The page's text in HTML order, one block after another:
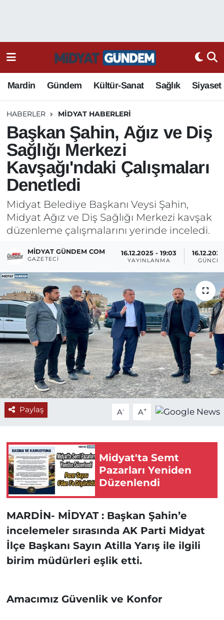
Mardin Gündem Kültür-Sanat Sağlık Siyaset
HABERLER MIDYAT HABERLERI
Başkan Şahin, Ağız ve Diş
Sağlığı Merkezi
Kavşağı'ndaki Çalışmaları
Denetledi
Midyat Belediye Başkanı Veysi Şahin,
Midyat Ağız ve Diş Sağlığı Merkezi kavşak
düzenleme çalışmalarını yerinde inceledi.
MIDYAT GÜNDEM COM
GAZETECI
16.12.2025 - 19:03
YAYINLANMA
Paylaş A- A+
Midyat'ta Semt
Pazarları Yeniden
Düzenlendi
MARDİN- MİDYAT : Başkan Şahin’e
incelemeler sırasında AK Parti Midyat
İlçe Başkanı Sayın Atilla Yarış ile ilgili
birim müdürleri eşlik etti.
Amacımız Güvenlik ve Konfor